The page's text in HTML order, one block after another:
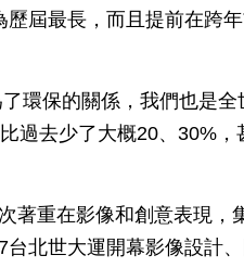
屆最長，而且提前在跨
環保的關係，我們也是
過去少了大概20、30%
著重在影像和創意表現，
北世大運開幕影像設計